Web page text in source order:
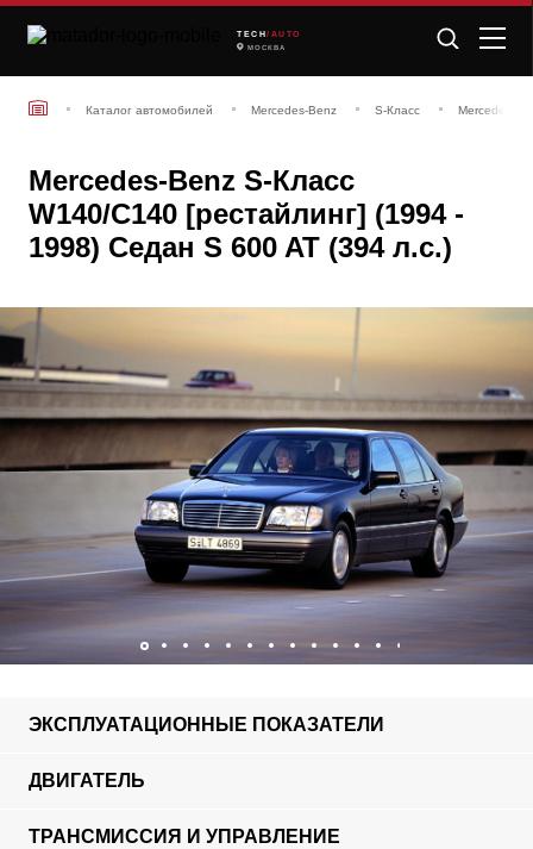
TECH /AUTO
МОСКВА
Каталог автомобилей Mercedes-Benz S-Класс Mercedes-
Mercedes-Benz S-Класс
W140/C140 [рестайлинг] (1994 -
1998) Седан S 600 AT (394 л.с.)
ЭКСПЛУАТАЦИОННЫЕ ПОКАЗАТЕЛИ
ДВИГАТЕЛЬ
ТРАНСМИССИЯ И УПРАВЛЕНИЕ